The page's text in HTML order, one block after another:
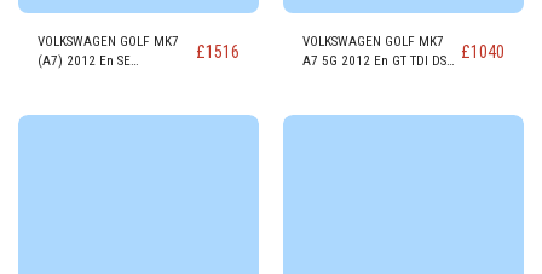
VOLKSWAGEN GOLF MK7
(A7) 2012 En SE
£1516
VOLKSWAGEN GOLF MK7
A7 5G 2012 En GT TDI DSG £1040